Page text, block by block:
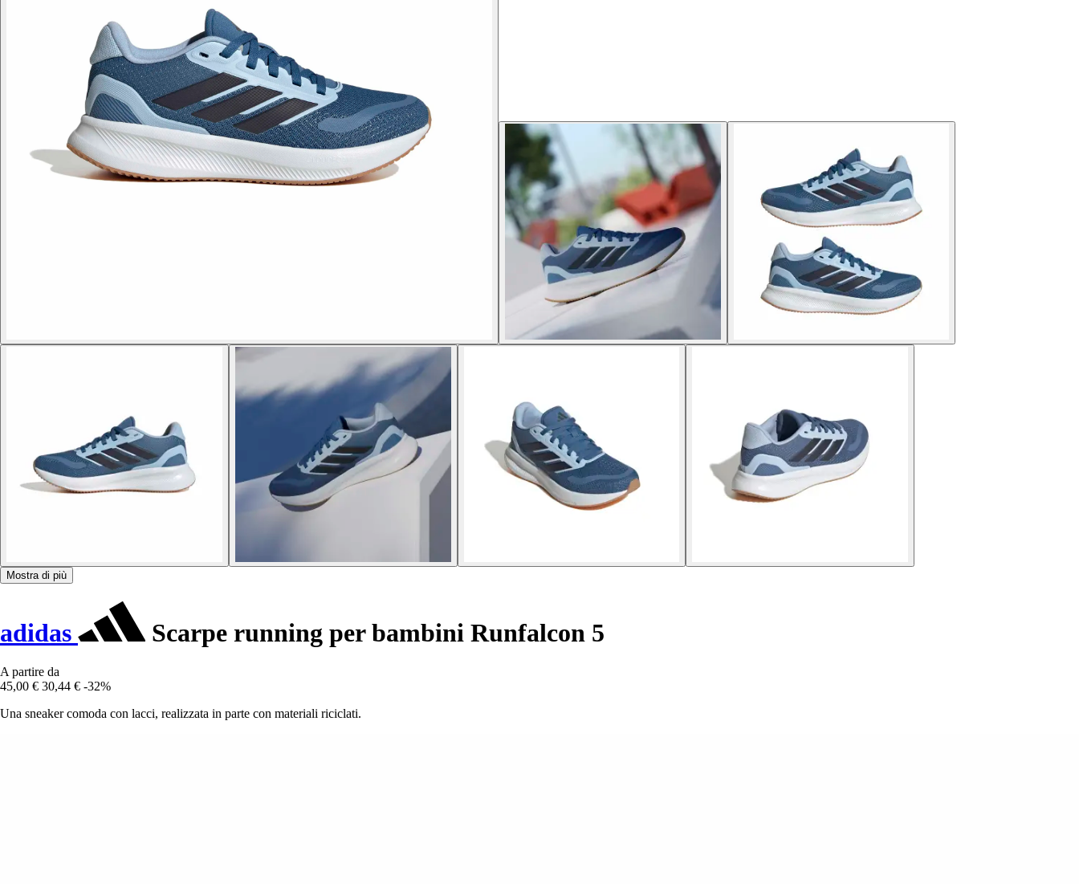
Mostra di più
adidas Scarpe running per bambini Runfalcon 5
A partire da
45,00 € 30,44 € -32%
Una sneaker comoda con lacci, realizzata in parte con materiali riciclati.